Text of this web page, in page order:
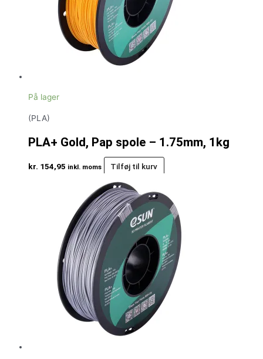
På lager
(PLA)
PLA+ Gold, Pap spole – 1.75mm, 1kg
kr. 154,95 inkl. moms Tilføj til kurv